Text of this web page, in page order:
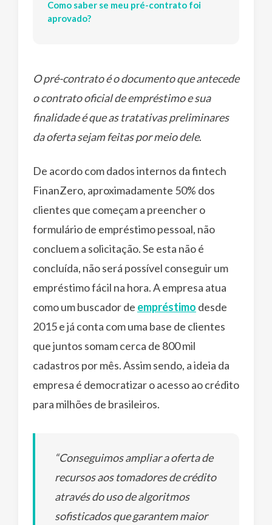
Como saber se meu pré-contrato foi
aprovado?
O pré-contrato é o documento que antecede
o contrato oficial de empréstimo e sua
finalidade é que as tratativas preliminares
da oferta sejam feitas por meio dele.
De acordo com dados internos da fintech
FinanZero, aproximadamente 50% dos
clientes que começam a preencher o
formulário de empréstimo pessoal, não
concluem a solicitação. Se esta não é
concluída, não será possível conseguir um
empréstimo fácil na hora. A empresa atua
como um buscador de empréstimo desde
2015 e já conta com uma base de clientes
que juntos somam cerca de 800 mil
cadastros por mês. Assim sendo, a ideia da
empresa é democratizar o acesso ao crédito
para milhões de brasileiros.
“Conseguimos ampliar a oferta de
recursos aos tomadores de crédito
através do uso de algoritmos
sofisticados que garantem maior